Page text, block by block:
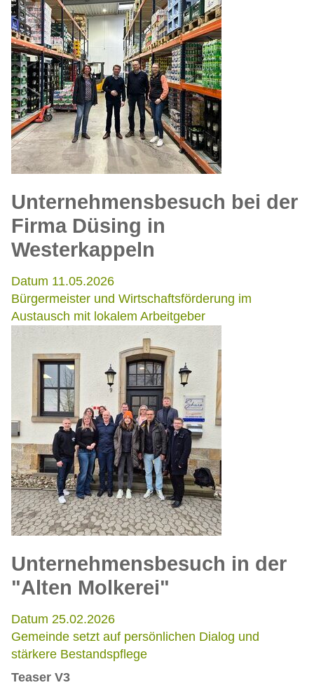
Unternehmensbesuch bei der
Firma Düsing in
Westerkappeln
Datum 11.05.2026
Bürgermeister und Wirtschaftsförderung im
Austausch mit lokalem Arbeitgeber
Unternehmensbesuch in der
"Alten Molkerei"
Datum 25.02.2026
Gemeinde setzt auf persönlichen Dialog und
stärkere Bestandspflege
Teaser V3